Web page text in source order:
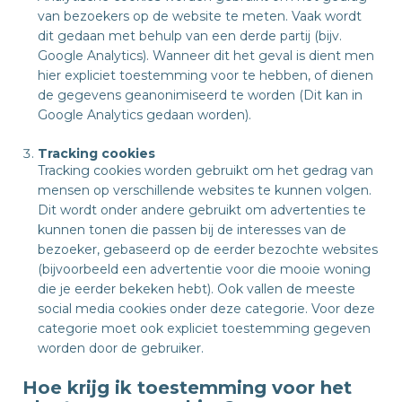
van bezoekers op de website te meten. Vaak wordt
dit gedaan met behulp van een derde partij (bijv.
Google Analytics). Wanneer dit het geval is dient men
hier expliciet toestemming voor te hebben, of dienen
de gegevens geanonimiseerd te worden (Dit kan in
Google Analytics gedaan worden).
Tracking cookies
Tracking cookies worden gebruikt om het gedrag van
mensen op verschillende websites te kunnen volgen.
Dit wordt onder andere gebruikt om advertenties te
kunnen tonen die passen bij de interesses van de
bezoeker, gebaseerd op de eerder bezochte websites
(bijvoorbeeld een advertentie voor die mooie woning
die je eerder bekeken hebt). Ook vallen de meeste
social media cookies onder deze categorie. Voor deze
categorie moet ook expliciet toestemming gegeven
worden door de gebruiker.
Hoe krijg ik toestemming voor het